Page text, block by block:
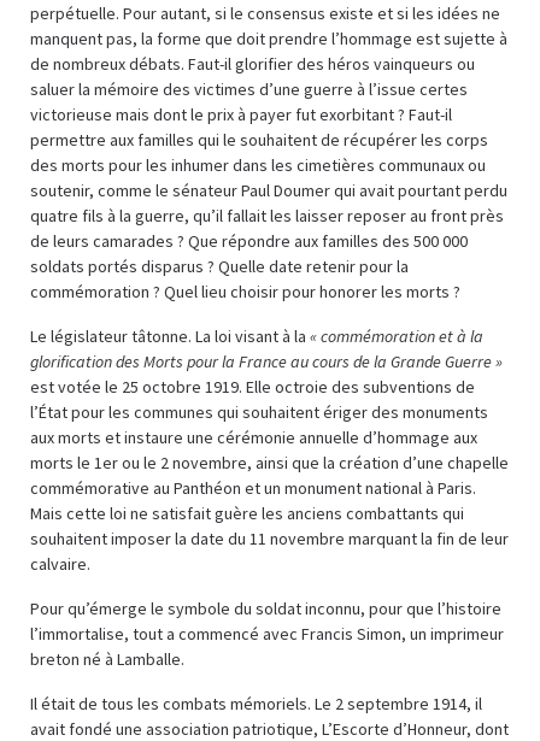
perpétuelle. Pour autant, si le consensus existe et si les idées ne
manquent pas, la forme que doit prendre l’hommage est sujette à
de nombreux débats. Faut-il glorifier des héros vainqueurs ou
saluer la mémoire des victimes d’une guerre à l’issue certes
victorieuse mais dont le prix à payer fut exorbitant ? Faut-il
permettre aux familles qui le souhaitent de récupérer les corps
des morts pour les inhumer dans les cimetières communaux ou
soutenir, comme le sénateur Paul Doumer qui avait pourtant perdu
quatre fils à la guerre, qu’il fallait les laisser reposer au front près
de leurs camarades ? Que répondre aux familles des 500 000
soldats portés disparus ? Quelle date retenir pour la
commémoration ? Quel lieu choisir pour honorer les morts ?
Le législateur tâtonne. La loi visant à la « commémoration et à la
glorification des Morts pour la France au cours de la Grande Guerre »
est votée le 25 octobre 1919. Elle octroie des subventions de
l’État pour les communes qui souhaitent ériger des monuments
aux morts et instaure une cérémonie annuelle d’hommage aux
morts le 1er ou le 2 novembre, ainsi que la création d’une chapelle
commémorative au Panthéon et un monument national à Paris.
Mais cette loi ne satisfait guère les anciens combattants qui
souhaitent imposer la date du 11 novembre marquant la fin de leur
calvaire.
Pour qu’émerge le symbole du soldat inconnu, pour que l’histoire
l’immortalise, tout a commencé avec Francis Simon, un imprimeur
breton né à Lamballe.
Il était de tous les combats mémoriels. Le 2 septembre 1914, il
avait fondé une association patriotique, L’Escorte d’Honneur, dont